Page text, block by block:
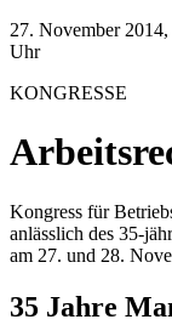
27. November
Uhr
KONGRESSE
Kongress für
anlässlich des 35-
am 27. und 28.
35 Jahre